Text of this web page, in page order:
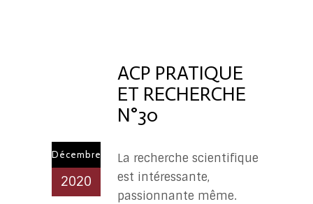
PR
ACP PRATIQUE
ET RECHERCHE
N°30
Décembre
2020
La recherche scientifique
est intéressante,
passionnante même.